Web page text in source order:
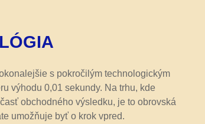
s pokročilým technologickým
výhodu 0,01 sekundy. Na trhu, kde
obchodného výsledku, je to obrovská
umožňuje byť o krok vpred.